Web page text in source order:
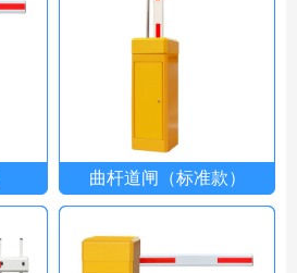
曲杆道闸（标准款）